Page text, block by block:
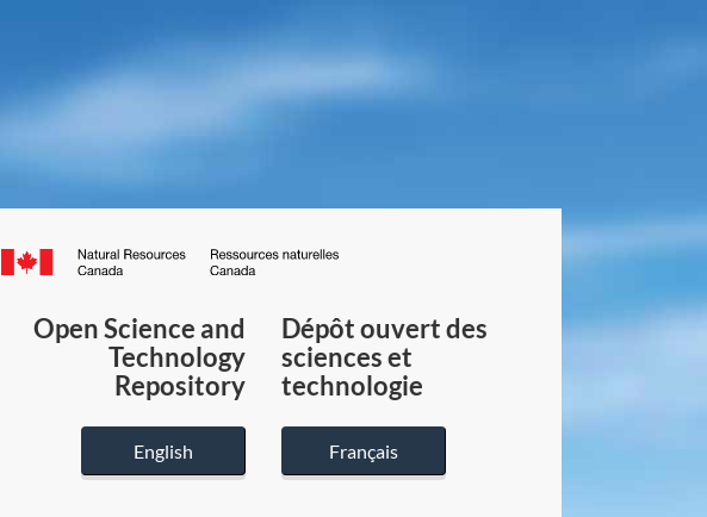
Canada.ca
du
Canada
Open Science and
Technology
Repository
English
Dépôt ouvert des
sciences et
technologie
Français